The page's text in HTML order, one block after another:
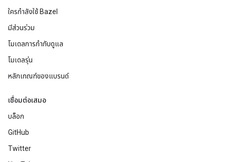
ใครกำลังใช้ Bazel
มีส่วนร่วม
โมเดลการกำกับดูแล
โมเดลรุ่น
หลักเกณฑ์ของแบรนด์
เชื่อมต่อเสมอ
บล็อก
GitHub
Twitter